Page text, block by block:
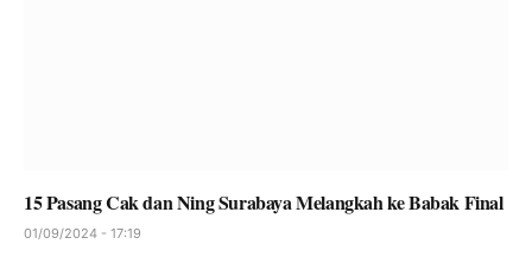
15 Pasang Cak dan Ning Surabaya Melangkah ke Babak Final
01/09/2024 - 17:19